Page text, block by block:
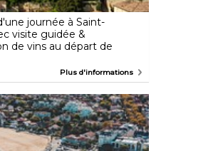
journée à Saint-
visite guidée &
de vins au départ de
à déguster des vins rouges et
dans la région viticole de Saint-
lors d'une excursion d'une
de Bordeaux. Visitez deux
les célèbres vins de la
les charmantes rues du
de Saint-Émilion, classé au
de l'UNESCO.
Plus d'informations